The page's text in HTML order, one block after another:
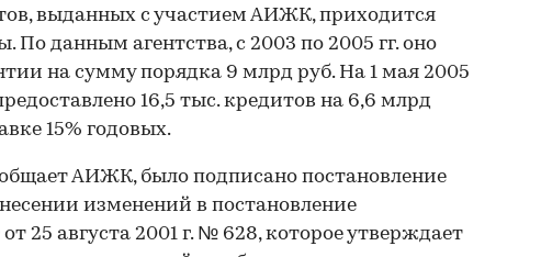
выданных с участием АИЖК, приходится
По данным агентства, с 2003 по 2005 гг. оно
на сумму порядка 9 млрд руб. На 1 мая 2005
16,5 тыс. кредитов на 6,6 млрд
15% годовых.
АИЖК, было подписано постановление
изменений в постановление
25 августа 2001 г. № 628, которое утверждает